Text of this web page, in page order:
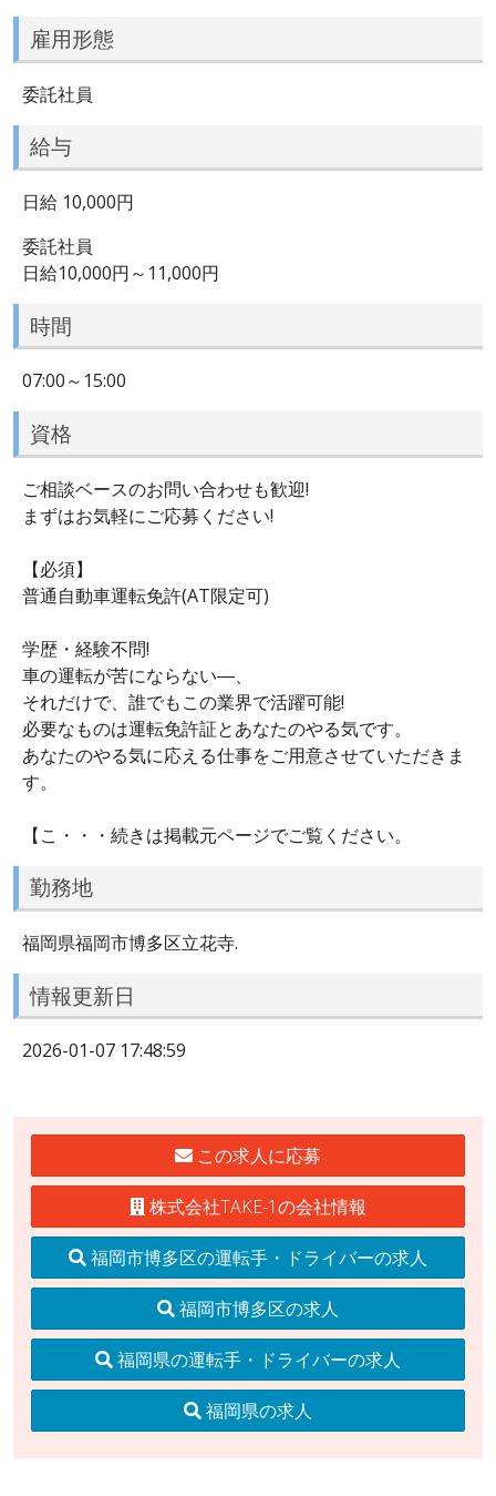
雇用形態
委託社員
給与
日給 10,000円
委託社員
日給10,000円～11,000円
時間
07:00～15:00
資格
ご相談ベースのお問い合わせも歓迎!
まずはお気軽にご応募ください!
【必須】
普通自動車運転免許(AT限定可)
学歴・経験不問!
車の運転が苦にならない―、
それだけで、誰でもこの業界で活躍可能!
必要なものは運転免許証とあなたのやる気です。
あなたのやる気に応える仕事をご用意させていただきま
す。
【こ・・・続きは掲載元ページでご覧ください。
勤務地
福岡県福岡市博多区立花寺.
情報更新日
2026-01-07 17:48:59
この求人に応募
株式会社TAKE-1の会社情報
福岡市博多区の運転手・ドライバーの求人
福岡市博多区の求人
福岡県の運転手・ドライバーの求人
福岡県の求人